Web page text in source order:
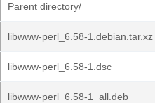
Parent directory/
libwww-perl_6.58-1.debian.tar.xz
libwww-perl_6.58-1.dsc
libwww-perl_6.58-1_all.deb